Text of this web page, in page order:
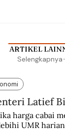
ARTIKEL
Selengkapnya
Latief
harga cabai
UMR